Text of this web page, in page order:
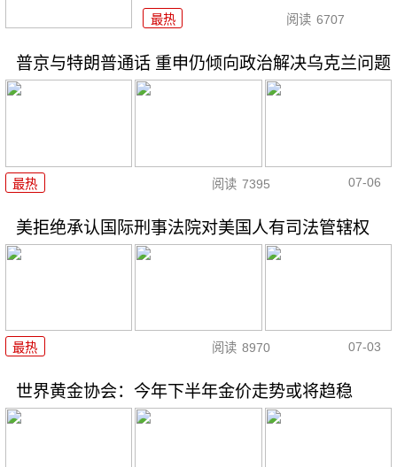
最热 阅读 6707
普京与特朗普通话 重申仍倾向政治解决乌克兰问题
最热 阅读 7395 07-06
美拒绝承认国际刑事法院对美国人有司法管辖权
最热 阅读 8970 07-03
世界黄金协会：今年下半年金价走势或将趋稳